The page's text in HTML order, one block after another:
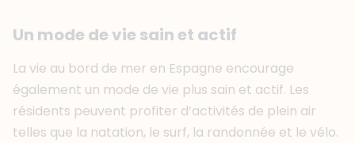
Un mode de vie sain et actif
La vie au bord de mer en Espagne encourage
également un mode de vie plus sain et actif. Les
résidents peuvent profiter d’activités de plein air
telles que la natation, le surf, la randonnée et le vélo.